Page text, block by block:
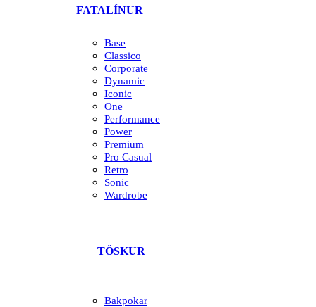
FATALÍNUR
Base
Classico
Corporate
Dynamic
Iconic
One
Performance
Power
Premium
Pro Casual
Retro
Sonic
Wardrobe
TÖSKUR
Bakpokar